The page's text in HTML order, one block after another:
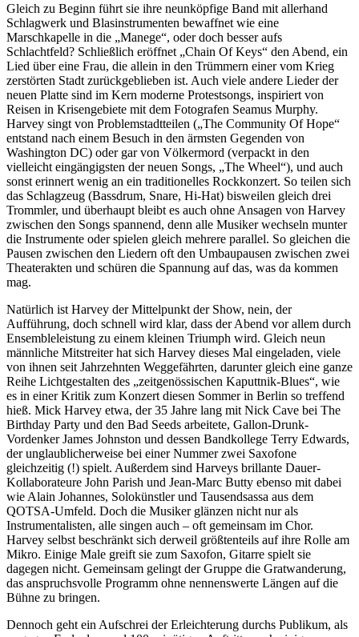
Gleich zu Beginn führt sie ihre neunköpfige Band mit allerhand
Schlagwerk und Blasinstrumenten bewaffnet wie eine
Marschkapelle in die „Manege“, oder doch besser aufs
Schlachtfeld? Schließlich eröffnet „Chain Of Keys“ den Abend, ein
Lied über eine Frau, die allein in den Trümmern einer vom Krieg
zerstörten Stadt zurückgeblieben ist. Auch viele andere Lieder der
neuen Platte sind im Kern moderne Protestsongs, inspiriert von
Reisen in Krisengebiete mit dem Fotografen Seamus Murphy.
Harvey singt von Problemstadtteilen („The Community Of Hope“
entstand nach einem Besuch in den ärmsten Gegenden von
Washington DC) oder gar von Völkermord (verpackt in den
vielleicht eingängigsten der neuen Songs, „The Wheel“), und auch
sonst erinnert wenig an ein traditionelles Rockkonzert. So teilen sich
das Schlagzeug (Bassdrum, Snare, Hi-Hat) bisweilen gleich drei
Trommler, und überhaupt bleibt es auch ohne Ansagen von Harvey
zwischen den Songs spannend, denn alle Musiker wechseln munter
die Instrumente oder spielen gleich mehrere parallel. So gleichen die
Pausen zwischen den Liedern oft den Umbaupausen zwischen zwei
Theaterakten und schüren die Spannung auf das, was da kommen
mag.
Natürlich ist Harvey der Mittelpunkt der Show, nein, der
Aufführung, doch schnell wird klar, dass der Abend vor allem durch
Ensembleleistung zu einem kleinen Triumph wird. Gleich neun
männliche Mitstreiter hat sich Harvey dieses Mal eingeladen, viele
von ihnen seit Jahrzehnten Weggefährten, darunter gleich eine ganze
Reihe Lichtgestalten des „zeitgenössischen Kaputtnik-Blues“, wie
es in einer Kritik zum Konzert diesen Sommer in Berlin so treffend
hieß. Mick Harvey etwa, der 35 Jahre lang mit Nick Cave bei The
Birthday Party und den Bad Seeds arbeitete, Gallon-Drunk-
Vordenker James Johnston und dessen Bandkollege Terry Edwards,
der unglaublicherweise bei einer Nummer zwei Saxofone
gleichzeitig (!) spielt. Außerdem sind Harveys brillante Dauer-
Kollaborateure John Parish und Jean-Marc Butty ebenso mit dabei
wie Alain Johannes, Solokünstler und Tausendsassa aus dem
QOTSA-Umfeld. Doch die Musiker glänzen nicht nur als
Instrumentalisten, alle singen auch – oft gemeinsam im Chor.
Harvey selbst beschränkt sich derweil größtenteils auf ihre Rolle am
Mikro. Einige Male greift sie zum Saxofon, Gitarre spielt sie
dagegen nicht. Gemeinsam gelingt der Gruppe die Gratwanderung,
das anspruchsvolle Programm ohne nennenswerte Längen auf die
Bühne zu bringen.
Dennoch geht ein Aufschrei der Erleichterung durchs Publikum, als